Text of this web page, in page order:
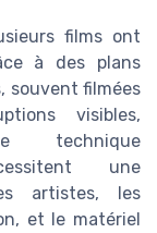
films ont
à des plans
souvent filmées
visibles,
technique
une
artistes, les
et le matériel